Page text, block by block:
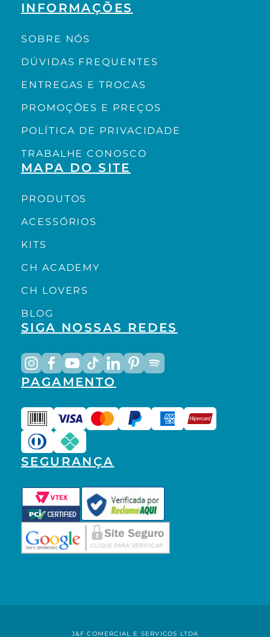
INFORMAÇÕES
SOBRE NÓS
DÚVIDAS FREQUENTES
ENTREGAS E TROCAS
PROMOÇÕES E PREÇOS
POLÍTICA DE PRIVACIDADE
TRABALHE CONOSCO
MAPA DO SITE
PRODUTOS
ACESSÓRIOS
KITS
CH ACADEMY
CH LOVERS
BLOG
SIGA NOSSAS REDES
PAGAMENTO
SEGURANÇA
J&F COMERCIAL E SERVICOS LTDA